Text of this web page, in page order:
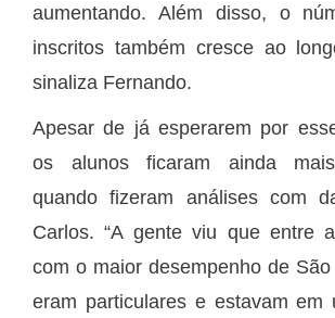
aumentando. Além disso, o
inscritos também cresce ao
sinaliza Fernando.
Apesar de já esperarem por
os alunos ficaram ainda
quando fizeram análises com
Carlos. “A gente viu que entre
com o maior desempenho de
eram particulares e estavam em